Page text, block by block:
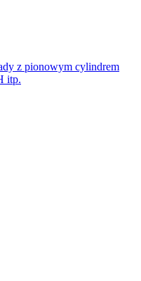
z pionowym cylindrem
itp.